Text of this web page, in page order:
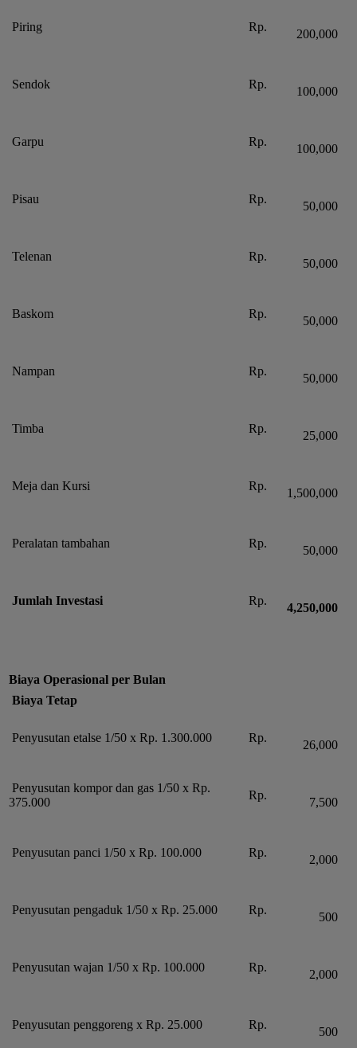
Piring Rp.
200,000
Sendok Rp.
100,000
Garpu Rp.
100,000
Pisau Rp.
50,000
Telenan Rp.
50,000
Baskom Rp.
50,000
Nampan Rp.
50,000
Timba Rp.
25,000
Meja dan Kursi Rp.
1,500,000
Peralatan tambahan Rp.
50,000
Jumlah Investasi Rp.
4,250,000
Biaya Operasional per Bulan
Biaya Tetap
Penyusutan etalse 1/50 x Rp. 1.300.000 Rp.
26,000
Penyusutan kompor dan gas 1/50 x Rp.
375.000
Rp.
7,500
Penyusutan panci 1/50 x Rp. 100.000 Rp.
2,000
Penyusutan pengaduk 1/50 x Rp. 25.000 Rp.
500
Penyusutan wajan 1/50 x Rp. 100.000 Rp.
2,000
Penyusutan penggoreng x Rp. 25.000 Rp.
500